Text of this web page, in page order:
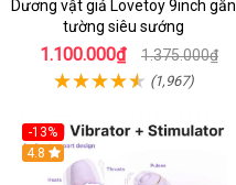
Dương vật giả Lovetoy 9inch gắn
tường siêu sướng
1.100.000₫ 1.375.000₫
(1,967)
-13%
4.8